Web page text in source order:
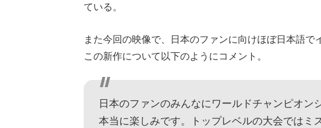
ている。
また今回の映像で、日本のファンに向けほぼ日本語で
この新作について以下のようにコメント。
日本のファンのみんなにワールドチャンピオン
本当に楽しみです。トップレベルの大会ではミ